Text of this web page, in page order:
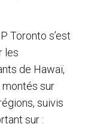
Toronto s’est
les
de Hawaï,
montés sur
suivis
sur :